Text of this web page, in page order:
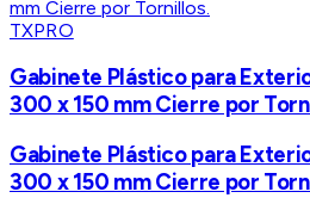
TXPRO
Gabinete Plástico para
300 x 150 mm Cierre por
Gabinete Plástico para
300 x 150 mm Cierre por